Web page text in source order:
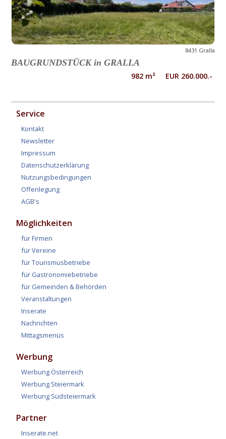
8431 Gralla
BAUGRUNDSTÜCK in GRALLA
982 m² EUR 260.000.-
Service
Kontakt
Newsletter
Impressum
Datenschutzerklärung
Nutzungsbedingungen
Offenlegung
AGB's
Möglichkeiten
für Firmen
für Vereine
für Tourismusbetriebe
für Gastronomiebetriebe
für Gemeinden & Behörden
Veranstaltungen
Inserate
Nachrichten
Mittagsmenüs
Werbung
Werbung Österreich
Werbung Steiermark
Werbung Südsteiermark
Partner
Inserate.net